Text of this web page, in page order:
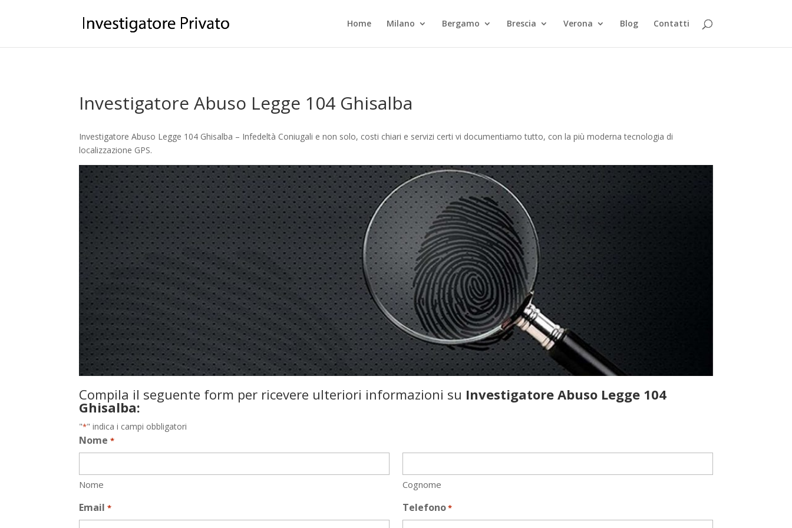
Home Milano Bergamo Brescia Verona Blog Contatti
Investigatore Abuso Legge 104 Ghisalba
Investigatore Abuso Legge 104 Ghisalba – Infedeltà Coniugali e non solo, costi chiari e servizi certi vi documentiamo tutto, con la più moderna tecnologia di
localizzazione GPS.
Compila il seguente form per ricevere ulteriori informazioni su Investigatore Abuso Legge 104
Ghisalba:
"*" indica i campi obbligatori
Nome *
Nome Cognome
Email * Telefono*